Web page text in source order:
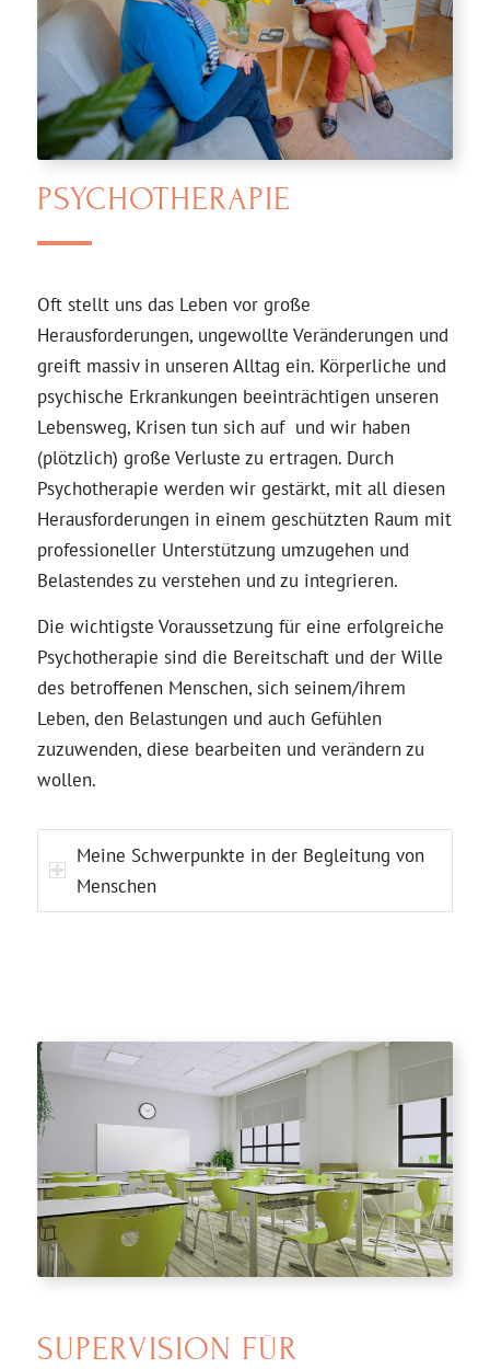
PSYCHOTHERAPIE
Oft stellt uns das Leben vor große
Herausforderungen, ungewollte Veränderungen und
greift massiv in unseren Alltag ein. Körperliche und
psychische Erkrankungen beeinträchtigen unseren
Lebensweg, Krisen tun sich auf und wir haben
(plötzlich) große Verluste zu ertragen. Durch
Psychotherapie werden wir gestärkt, mit all diesen
Heraus­forderungen in einem geschützten Raum mit
professioneller Unterstützung umzugehen und
Belastendes zu verstehen und zu integrieren.
Die wichtigste Voraussetzung für eine erfolgreiche
Psychotherapie sind die Bereitschaft und der Wille
des betroffenen Menschen, sich seinem/ihrem
Leben, den Belastungen und auch Gefühlen
zuzuwenden, diese bearbeiten und verändern zu
wollen.
Meine Schwerpunkte in der Begleitung von
Menschen
SUPERVISION FÜR